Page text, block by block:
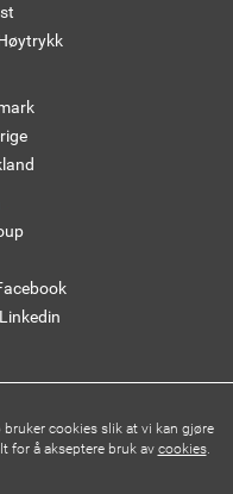
cookies slik at vi kan gjøre
for å akseptere bruk av cookies.